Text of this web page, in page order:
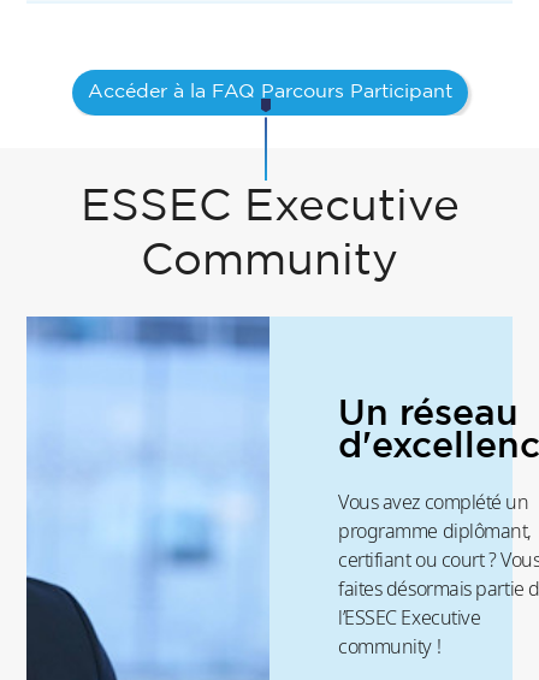
Accéder à la FAQ Parcours Participant
ESSEC Executive
Community
Un réseau
Vous avez complété un
programme diplômant,
certifiant ou court ?
faites désormais partie
l’ESSEC Executive
community !